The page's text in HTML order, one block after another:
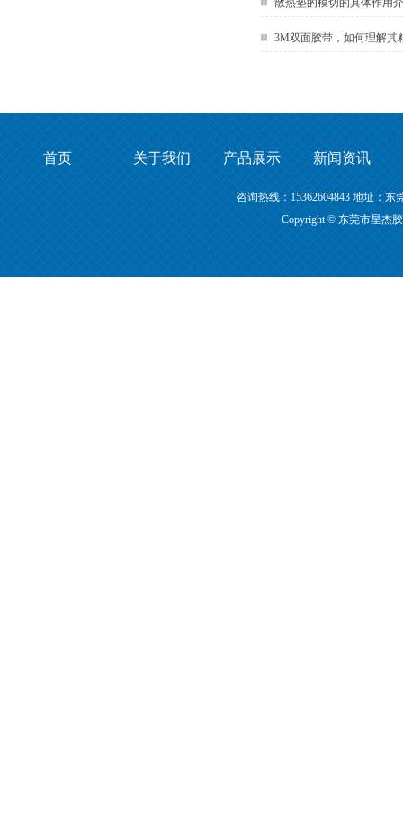
散热垫的模切的具体作用
3M双面胶带，如何理解其
首页 关于我们 产品展示 新闻资讯
咨询热线：15362604843 地址：
Copyright © 东莞市星杰